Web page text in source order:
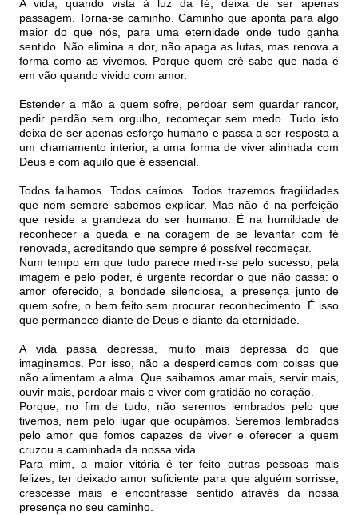
A vida, quando vista à luz da fé, deixa de ser apenas
passagem. Torna-se caminho. Caminho que aponta para algo
maior do que nós, para uma eternidade onde tudo ganha
sentido. Não elimina a dor, não apaga as lutas, mas renova a
forma como as vivemos. Porque quem crê sabe que nada é
em vão quando vivido com amor.
Estender a mão a quem sofre, perdoar sem guardar rancor,
pedir perdão sem orgulho, recomeçar sem medo. Tudo isto
deixa de ser apenas esforço humano e passa a ser resposta a
um chamamento interior, a uma forma de viver alinhada com
Deus e com aquilo que é essencial.
Todos falhamos. Todos caímos. Todos trazemos fragilidades
que nem sempre sabemos explicar. Mas não é na perfeição
que reside a grandeza do ser humano. É na humildade de
reconhecer a queda e na coragem de se levantar com fé
renovada, acreditando que sempre é possível recomeçar.
Num tempo em que tudo parece medir-se pelo sucesso, pela
imagem e pelo poder, é urgente recordar o que não passa: o
amor oferecido, a bondade silenciosa, a presença junto de
quem sofre, o bem feito sem procurar reconhecimento. É isso
que permanece diante de Deus e diante da eternidade.
A vida passa depressa, muito mais depressa do que
imaginamos. Por isso, não a desperdicemos com coisas que
não alimentam a alma. Que saibamos amar mais, servir mais,
ouvir mais, perdoar mais e viver com gratidão no coração.
Porque, no fim de tudo, não seremos lembrados pelo que
tivemos, nem pelo lugar que ocupámos. Seremos lembrados
pelo amor que fomos capazes de viver e oferecer a quem
cruzou a caminhada da nossa vida.
Para mim, a maior vitória é ter feito outras pessoas mais
felizes, ter deixado amor suficiente para que alguém sorrisse,
crescesse mais e encontrasse sentido através da nossa
presença no seu caminho.